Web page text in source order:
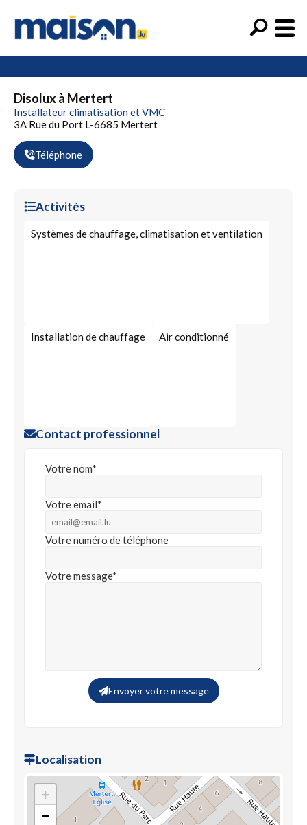
Disolux à Mertert
Installateur climatisation et VMC
3A Rue du Port L-6685 Mertert
Téléphone
Activités
Systèmes de chauffage, climatisation et ventilation
Installation de chauffage Air conditionné
Contact professionnel
Votre nom*
Votre email*
Votre numéro de téléphone
Votre message*
Envoyer votre message
Localisation
+
−